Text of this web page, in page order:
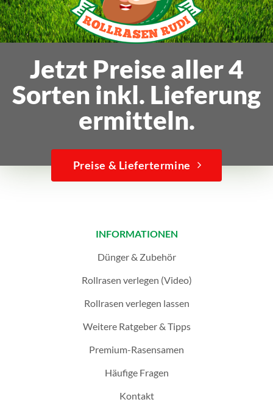
Jetzt Preise aller 4
Sorten inkl. Lieferung
ermitteln.
Preise & Liefertermine
INFORMATIONEN
Dünger & Zubehör
Rollrasen verlegen (Video)
Rollrasen verlegen lassen
Weitere Ratgeber & Tipps
Premium-Rasensamen
Häufige Fragen
Kontakt